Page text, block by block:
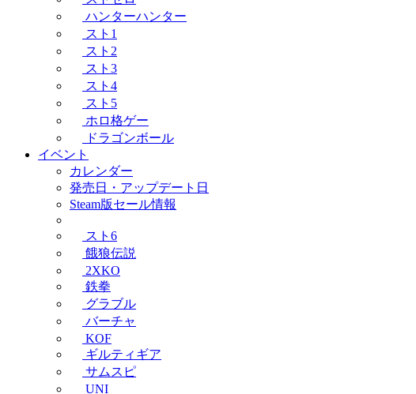
ハンターハンター
スト1
スト2
スト3
スト4
スト5
ホロ格ゲー
ドラゴンボール
イベント
カレンダー
発売日・アップデート日
Steam版セール情報
スト6
餓狼伝説
2XKO
鉄拳
グラブル
バーチャ
KOF
ギルティギア
サムスピ
UNI